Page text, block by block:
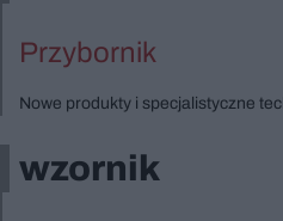
Przybornik
Nowe produkty i specjalistyczne
wzornik